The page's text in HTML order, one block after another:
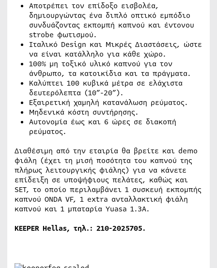
Αποτρέπει τον επίδοξο εισβολέα,
δημιουργώντας ένα διπλό οπτικό εμπόδιο
συνδυάζοντας εκπομπή καπνού και έντονου
strobe φωτισμού.
Ιταλικό Design και Μικρές Διαστάσεις, ώστε
να είναι κατάλληλο για κάθε χώρο.
100% μη τοξικό υλικό καπνού για τον
άνθρωπο, τα κατοικίδια και τα πράγματα.
Καλύπτει 100 κυβικά μέτρα σε ελάχιστα
δευτερόλεπτα (10”-20”).
Εξαιρετική χαμηλή κατανάλωση ρεύματος.
Μηδενικά κόστη συντήρησης.
Αυτονομία έως και 6 ώρες σε διακοπή
ρεύματος.
Διαθέσιμη από την εταιρία θα βρείτε και demo
φιάλη (έχει τη μισή ποσότητα του καπνού της
πλήρως λειτουργικής φιάλης) για να κάνετε
επίδειξη σε υποψήφιους πελάτες, καθώς και
SET, το οποίο περιλαμβάνει 1 συσκευή εκπομπής
καπνού ONDA VF, 1 extra ανταλλακτική φιάλη
καπνού και 1 μπαταρία Yuasa 1.3A.
KEEPER Hellas, τηλ.: 210-2025705.